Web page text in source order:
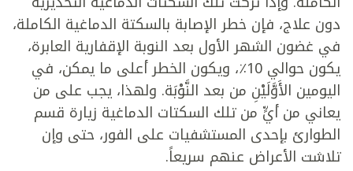
دون علاج، فإن خطر الإصابة بالسكتة الدماغية الكاملة،
في غضون الشهر الأول بعد النوبة الإقفارية العابرة،
يكون حوالي 10٪، ويكون الخطر أعلى ما يمكن، في
اليومين الأَوَّلَيْنِ من بعد النَّوْبَة. ولهذا، يجب على من
يعاني من أيٍّ من تلك السكتات الدماغية زيارة قسم
الطوارئ بإحدى المستشفيات على الفور، حتى وإن
تلاشت الأعراض عنهم سريعاً.